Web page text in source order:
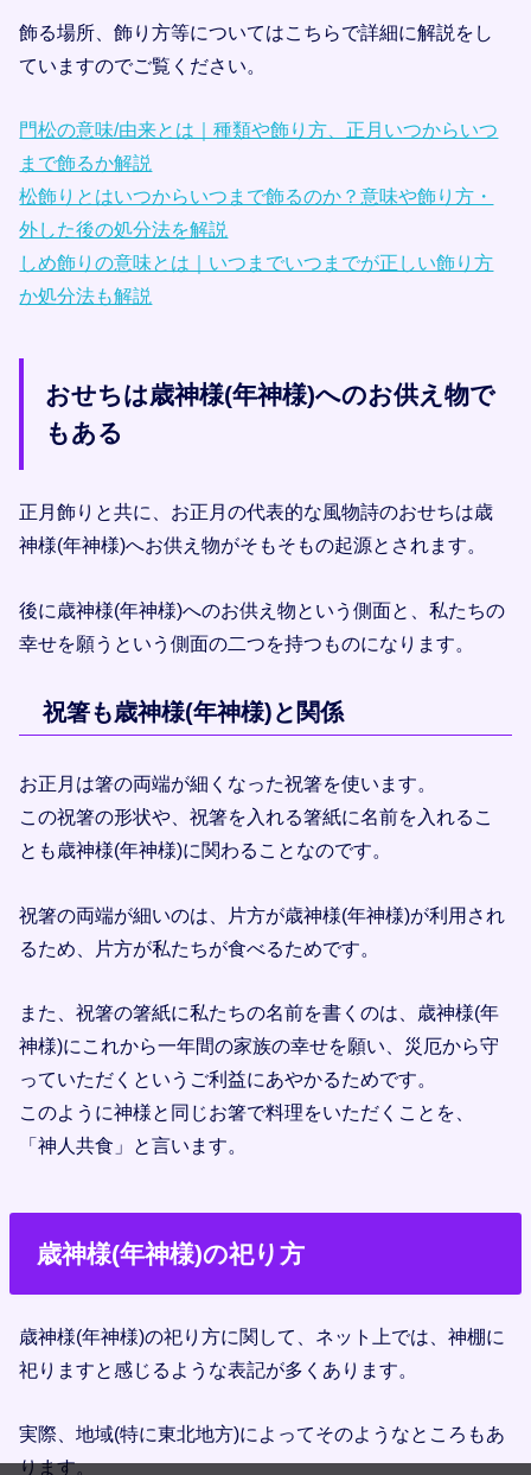
飾る場所、飾り方等についてはこちらで詳細に解説をし
ていますのでご覧ください。
門松の意味/由来とは｜種類や飾り方、正月いつからいつ
まで飾るか解説
松飾りとはいつからいつまで飾るのか？意味や飾り方・
外した後の処分法を解説
しめ飾りの意味とは｜いつまでいつまでが正しい飾り方
か処分法も解説
おせちは歳神様(年神様)へのお供え物で
もある
正月飾りと共に、お正月の代表的な風物詩のおせちは歳
神様(年神様)へお供え物がそもそもの起源とされます。
後に歳神様(年神様)へのお供え物という側面と、私たちの
幸せを願うという側面の二つを持つものになります。
祝箸も歳神様(年神様)と関係
お正月は箸の両端が細くなった祝箸を使います。
この祝箸の形状や、祝箸を入れる箸紙に名前を入れるこ
とも歳神様(年神様)に関わることなのです。
祝箸の両端が細いのは、片方が歳神様(年神様)が利用され
るため、片方が私たちが食べるためです。
また、祝箸の箸紙に私たちの名前を書くのは、歳神様(年
神様)にこれから一年間の家族の幸せを願い、災厄から守
っていただくというご利益にあやかるためです。
このように神様と同じお箸で料理をいただくことを、
「神人共食」と言います。
歳神様(年神様)の祀り方
歳神様(年神様)の祀り方に関して、ネット上では、神棚に
祀りますと感じるような表記が多くあります。
実際、地域(特に東北地方)によってそのようなところもあ
ります。